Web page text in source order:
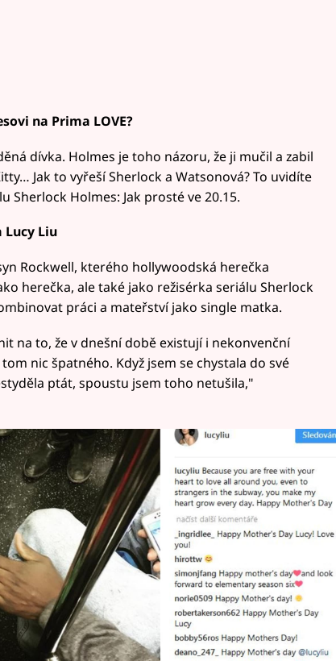
na Prima LOVE?
dívka. Holmes je toho názoru, že ji mučil a zabil
Jak to vyřeší Sherlock a Watsonová? To uvidíte
Sherlock Holmes: Jak prosté ve 20.15.
Liu
Rockwell, kterého hollywoodská herečka
herečka, ale také jako režisérka seriálu Sherlock
práci a mateřství jako single matka.
na to, že v dnešní době existují i nekonvenční
nic špatného. Když jsem se chystala do své
ptát, spoustu jsem toho netušila,"